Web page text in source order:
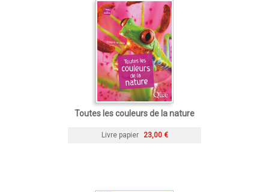
Toutes les couleurs de la nature
Livre papier 23,00 €